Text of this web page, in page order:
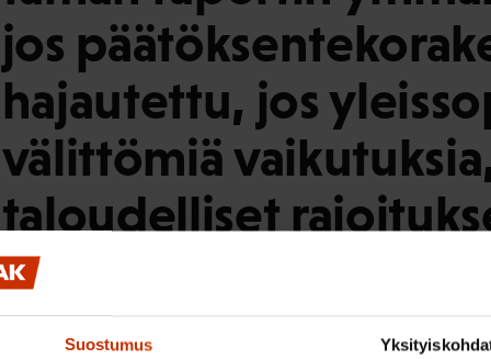
Suostumus
jos
hajautettu, jos
välittömiä
taloudelliset
oleellisesti
toimeenpanoa